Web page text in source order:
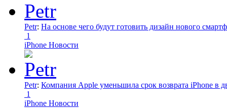
Petr: На основе чего будут готовить дизайн нового
1
iPhone Новости
Petr: Компания Apple уменьшила срок возврата iPhone в
1
iPhone Новости